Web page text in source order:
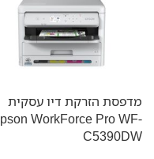
מדפסת הזרקת דיו עסקית
WorkForce Pro WF-
C5390DW